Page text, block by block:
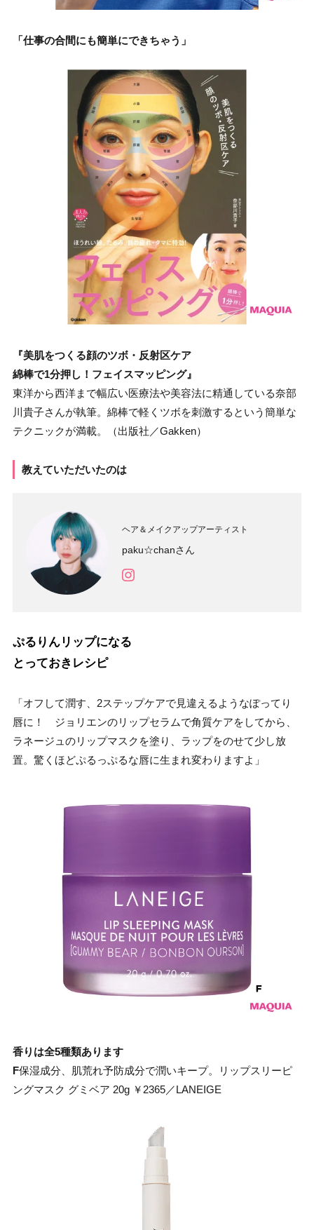
「仕事の合間にも簡単にできちゃう」
『美肌をつくる顔のツボ・反射区ケア
綿棒で1分押し！フェイスマッピング』
東洋から西洋まで幅広い医療法や美容法に精通している奈部
川貴子さんが執筆。綿棒で軽くツボを刺激するという簡単な
テクニックが満載。（出版社／Gakken）
教えていただいたのは
ヘア＆メイクアップアーティスト
paku☆chanさん
ぷるりんリップになる
とっておきレシピ
「オフして潤す、2ステップケアで見違えるようなぽってり
唇に！ ジョリエンのリップセラムで角質ケアをしてから、
ラネージュのリップマスクを塗り、ラップをのせて少し放
置。驚くほどぷるっぷるな唇に生まれ変わりますよ」
香りは全5種類あります
F保湿成分、肌荒れ予防成分で潤いキープ。リップスリーピ
ングマスク グミベア 20g ￥2365／LANEIGE